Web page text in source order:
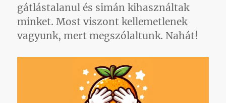
gátlástalanul és simán kihasználtak
minket. Most viszont kellemetlenek
vagyunk, mert megszólaltunk. Nahát!